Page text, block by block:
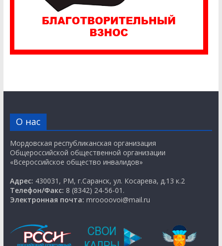
О нас
Мордовская республиканская организация
Общероссийской общественной организации
«Всероссийское общество инвалидов»
Адрес: 430031, РМ, г.Саранск, ул. Косарева, д.13 к.2
Телефон/Факс: 8 (8342) 24-56-01.
Электронная почта: mroooovoi@mail.ru